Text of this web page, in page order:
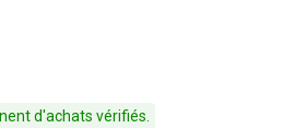
d'achats vérifiés.